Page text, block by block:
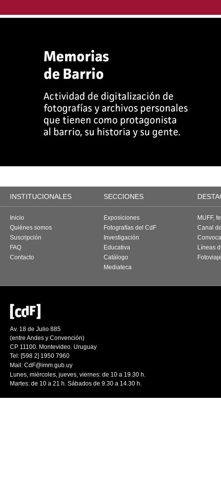
INSTITUCIONALES SECCIONES
Inicio
Quiénes somos
Suscripción
FAQ
Contacto
Exposiciones
Fotografías del CdF
Investigación
Educativa
Catálogo
Mediateca
MUFF,
Canal
Líneas
Av. 18 de Julio 885
(entre Andes y Convención)
CP 11100. Montevideo. Uruguay
Tel: [598 2] 1950 7960
Mail: CdF@imm.gub.uy
Lunes, miércoles, jueves, viernes: de 10 a 19.30 h.
Martes: de 10 a 21 h. Sábados de 9.30 a 14.30 h.